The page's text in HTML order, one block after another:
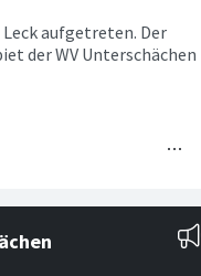
aufgetreten. Der
der WV Unterschächen